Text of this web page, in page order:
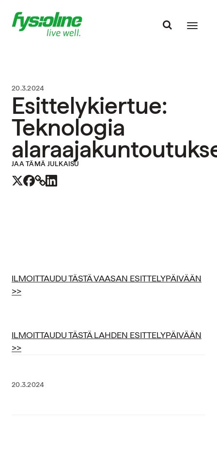
20.3.2024
Esittelykiertue:
Teknologia
JAA TÄMÄ JULKAISU
ILMOITTAUDU TÄSTÄ VAASAN ESITTELYPÄIVÄÄN
>>
ILMOITTAUDU TÄSTÄ LAHDEN ESITTELYPÄIVÄÄN
>>
20.3.2024